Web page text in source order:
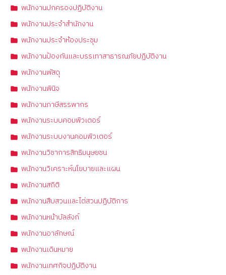
พนักงานปกครองปฏิบัติงาน
พนักงานประจำสำนักงาน
พนักงานประจำห้องประชุม
พนักงานป้องกันและบรรเทาสาธารณภัยปฏิบัติงาน
พนักงานพัสดุ
พนักงานพินิจ
พนักงานภาษีสรรพากร
พนักงานระบบคอมพิวเตอร์
พนักงานระบบงานคอมพิวเตอร์
พนักงานวิชาการสิทธิมนุษยชน
พนักงานวิเคราะห์นโยบายและแผน
พนักงานสถิติ
พนักงานสืบสวนและไต่สวนปฏิบัติการ
พนักงานหน้าบัลลังก์
พนักงานอาลักษณ์
พนักงานเดินหมาย
พนักงานเทศกิจปฏิบัติงาน